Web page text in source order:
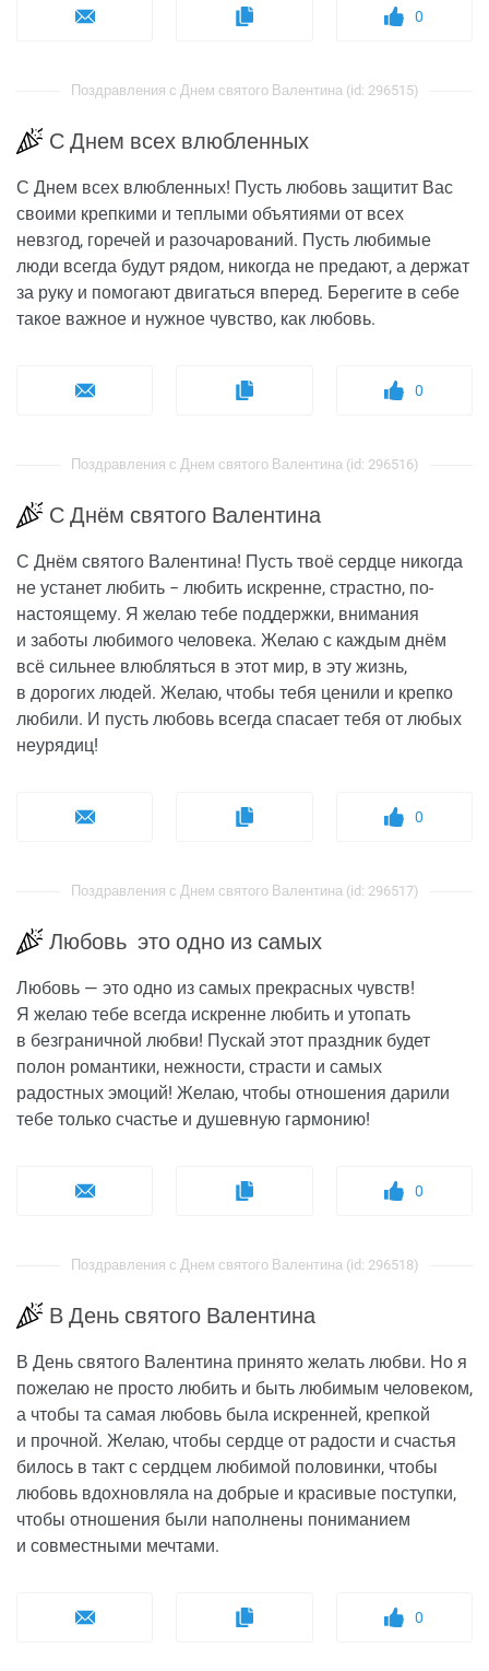
0
Поздравления с Днем святого Валентина (id: 296515)
С Днем всех влюбленных
С Днем всех влюбленных! Пусть любовь защитит Вас
своими крепкими и теплыми объятиями от всех
невзгод, горечей и разочарований. Пусть любимые
люди всегда будут рядом, никогда не предают, а держат
за руку и помогают двигаться вперед. Берегите в себе
такое важное и нужное чувство, как любовь.
0
Поздравления с Днем святого Валентина (id: 296516)
С Днём святого Валентина
С Днём святого Валентина! Пусть твоё сердце никогда
не устанет любить − любить искренне, страстно, по-
настоящему. Я желаю тебе поддержки, внимания
и заботы любимого человека. Желаю с каждым днём
всё сильнее влюбляться в этот мир, в эту жизнь,
в дорогих людей. Желаю, чтобы тебя ценили и крепко
любили. И пусть любовь всегда спасает тебя от любых
неурядиц!
0
Поздравления с Днем святого Валентина (id: 296517)
Любовь это одно из самых
Любовь — это одно из самых прекрасных чувств!
Я желаю тебе всегда искренне любить и утопать
в безграничной любви! Пускай этот праздник будет
полон романтики, нежности, страсти и самых
радостных эмоций! Желаю, чтобы отношения дарили
тебе только счастье и душевную гармонию!
0
Поздравления с Днем святого Валентина (id: 296518)
В День святого Валентина
В День святого Валентина принято желать любви. Но я
пожелаю не просто любить и быть любимым человеком,
а чтобы та самая любовь была искренней, крепкой
и прочной. Желаю, чтобы сердце от радости и счастья
билось в такт с сердцем любимой половинки, чтобы
любовь вдохновляла на добрые и красивые поступки,
чтобы отношения были наполнены пониманием
и совместными мечтами.
0